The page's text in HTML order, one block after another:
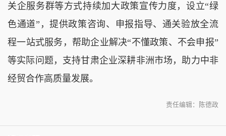
关企服务群等方式持续加大政策宣传力度，设立“绿
色通道”，提供政策咨询、申报指导、通关验放全流
程一站式服务，帮助企业解决“不懂政策、不会申报”
等实际问题，支持甘肃企业深耕非洲市场，助力中非
经贸合作高质量发展。
责任编辑：陈德政